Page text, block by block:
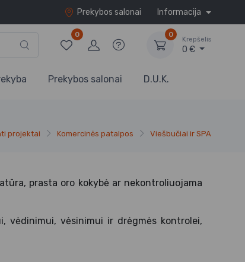
Prekybos salonai Informacija
0 0
Krepšelis
0 €
Prekybos salonai D.U.K.
projektai Komercinės patalpos Viešbučiai ir SPA
prasta oro kokybė ar nekontroliuojama
vėdinimui, vėsinimui ir drėgmės kontrolei,